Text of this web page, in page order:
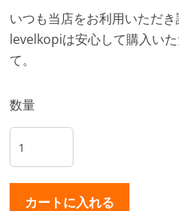
いつも当店をお利用いただき
levelkopiは安心して購入い
て。
数量